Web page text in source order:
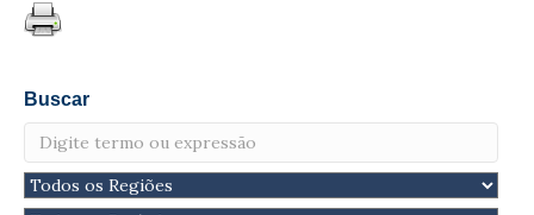
Buscar